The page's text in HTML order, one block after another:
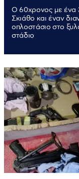
Ο 60χρονος με ένα
Σκιάθο και έναν
οπλοστάσιο στο
στάδιο